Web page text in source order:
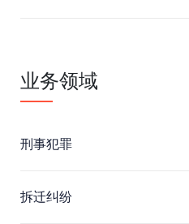
业务领域
刑事犯罪
拆迁纠纷